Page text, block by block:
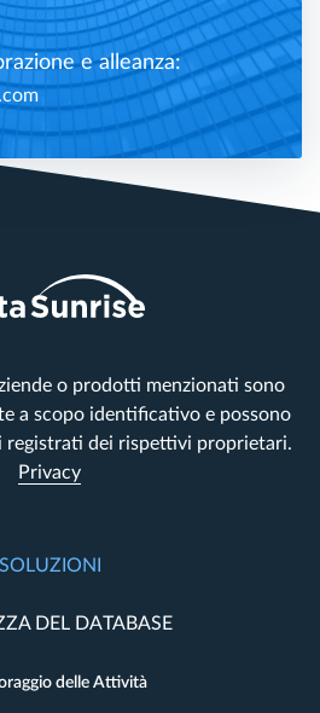
e alleanza:
o prodotti menzionati sono
a scopo identificativo e possono
registrati dei rispettivi proprietari.
Privacy
SOLUZIONI
DEL DATABASE
delle Attività